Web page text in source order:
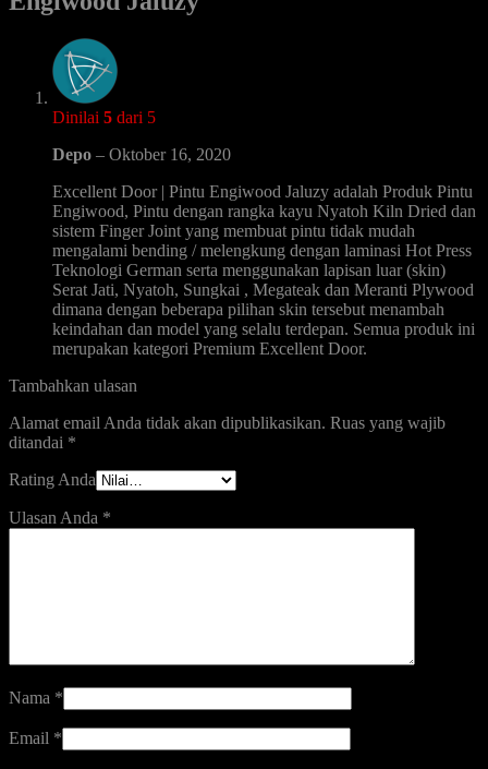
Dinilai 5 dari 5
Depo – Oktober 16, 2020
Excellent Door | Pintu Engiwood Jaluzy adalah Produk Pintu
Engiwood, Pintu dengan rangka kayu Nyatoh Kiln Dried dan
sistem Finger Joint yang membuat pintu tidak mudah
mengalami bending / melengkung dengan laminasi Hot Press
Teknologi German serta menggunakan lapisan luar (skin)
Serat Jati, Nyatoh, Sungkai , Megateak dan Meranti Plywood
dimana dengan beberapa pilihan skin tersebut menambah
keindahan dan model yang selalu terdepan. Semua produk ini
merupakan kategori Premium Excellent Door.
Tambahkan ulasan
Alamat email Anda tidak akan dipublikasikan. Ruas yang wajib
ditandai *
Rating Anda
Ulasan Anda *
Nama *
Email *